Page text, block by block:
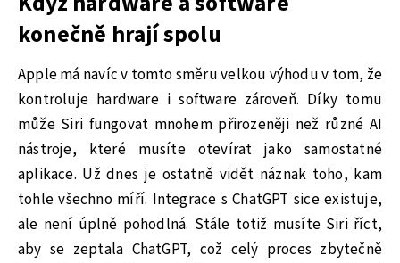
konečně hrají spolu
Apple má navíc v tomto směru velkou výhodu v tom, že
kontroluje hardware i software zároveň. Díky tomu
může Siri fungovat mnohem přirozeněji než různé AI
nástroje, které musíte otevírat jako samostatné
aplikace. Už dnes je ostatně vidět náznak toho, kam
tohle všechno míří. Integrace s ChatGPT sice existuje,
ale není úplně pohodlná. Stále totiž musíte Siri říct,
aby se zeptala ChatGPT, což celý proces zbytečně